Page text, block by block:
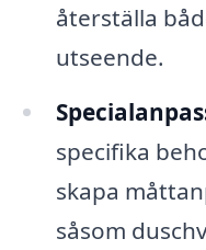
återställa
utseende.
specifika
skapa
såsom